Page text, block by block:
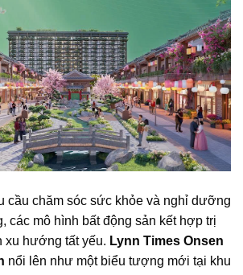
cầu chăm sóc sức khỏe và nghỉ dưỡng
các mô hình bất động sản kết hợp trị
xu hướng tất yếu. Lynn Times Onsen
nổi lên như một biểu tượng mới tại khu